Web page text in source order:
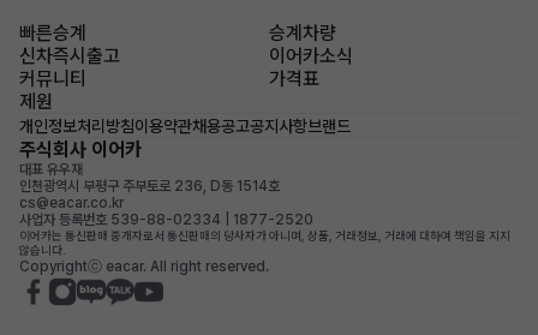
빠른승계
승계차량
신차즉시출고
이어카소식
커뮤니티
가격표
제원
개인정보처리방침이용약관채용공고공지사항브랜드
주식회사 이어카
대표 유우재
인천광역시 부평구 주부토로 236, D동 1514호
cs@eacar.co.kr
사업자 등록번호 539-88-02334 | 1877-2520
이어카는 통신판매 중개자로서 통신판매의 당사자가 아니며, 상품, 거래정보, 거래에 대하여 책임을 지지
않습니다.
Copyrightⓒ eacar. All right reserved.